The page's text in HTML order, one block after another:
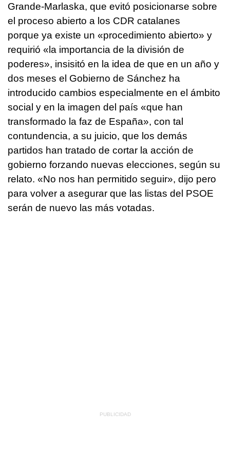
Grande-Marlaska, que evitó posicionarse sobre
el proceso abierto a los CDR catalanes
porque ya existe un «procedimiento abierto» y
requirió «la importancia de la división de
poderes», insisitó en la idea de que en un año y
dos meses el Gobierno de Sánchez ha
introducido cambios especialmente en el ámbito
social y en la imagen del país «que han
transformado la faz de España», con tal
contundencia, a su juicio, que los demás
partidos han tratado de cortar la acción de
gobierno forzando nuevas elecciones, según su
relato. «No nos han permitido seguir», dijo pero
para volver a asegurar que las listas del PSOE
serán de nuevo las más votadas.